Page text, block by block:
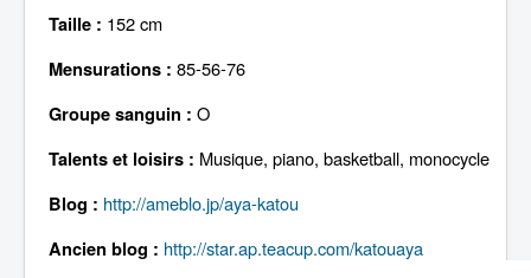
Lexique
Taille : 152 cm
Mensurations : 85-56-76
Groupe sanguin : O
Talents et loisirs : Musique, piano, basketball, monocycle
Blog : http://ameblo.jp/aya-katou
Ancien blog : http://star.ap.teacup.com/katouaya